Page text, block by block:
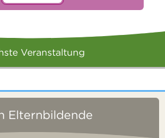
Veranstaltung
Elternbildende